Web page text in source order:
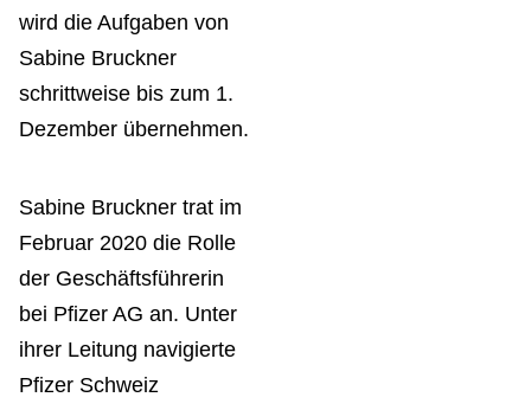
wird die Aufgaben von
Sabine Bruckner
schrittweise bis zum 1.
Dezember übernehmen.
Sabine Bruckner trat im
Februar 2020 die Rolle
der Geschäftsführerin
bei Pfizer AG an. Unter
ihrer Leitung navigierte
Pfizer Schweiz